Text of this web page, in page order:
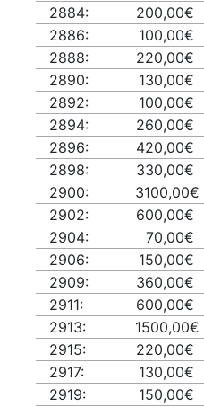
2884:
200,00€
2886:
100,00€
2888:
220,00€
2890:
130,00€
2892:
100,00€
2894:
260,00€
2896:
420,00€
2898:
330,00€
2900:
3100,00€
2902:
600,00€
2904:
70,00€
2906:
150,00€
2909:
360,00€
2911:
600,00€
2913:
1500,00€
2915:
220,00€
2917:
130,00€
2919:
150,00€